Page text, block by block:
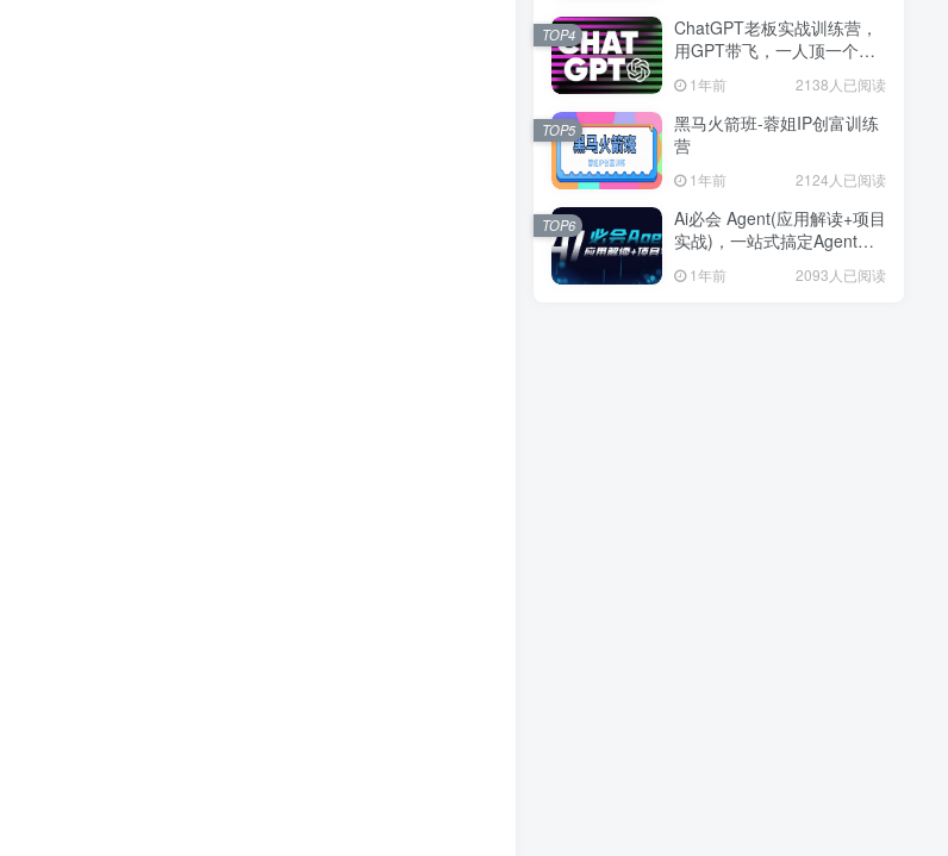
ChatGPT老板实战训练营，
用GPT带飞，一人顶一个团
1年前 2138人已阅读
TOP4
黑马火箭班-蓉姐IP创富训练
营
1年前 2124人已阅读
TOP5
Ai必会 Agent(应用解读+项目
实战)，一站式搞定Agent应
1年前 2093人已阅读
TOP6